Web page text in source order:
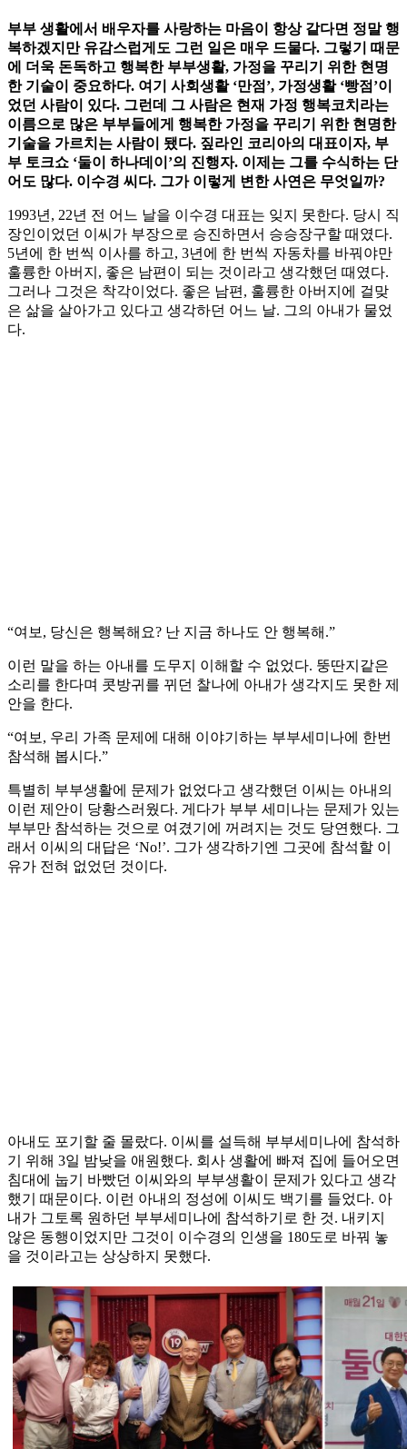
부부 생활에서 배우자를 사랑하는 마음이 항상 같다면 정말 행
복하겠지만 유감스럽게도 그런 일은 매우 드물다. 그렇기 때문
에 더욱 돈독하고 행복한 부부생활, 가정을 꾸리기 위한 현명
한 기술이 중요하다. 여기 사회생활 ‘만점’, 가정생활 ‘빵점’이
었던 사람이 있다. 그런데 그 사람은 현재 가정 행복코치라는
이름으로 많은 부부들에게 행복한 가정을 꾸리기 위한 현명한
기술을 가르치는 사람이 됐다. 짚라인 코리아의 대표이자, 부
부 토크쇼 ‘둘이 하나데이’의 진행자. 이제는 그를 수식하는 단
어도 많다. 이수경 씨다. 그가 이렇게 변한 사연은 무엇일까?
1993년, 22년 전 어느 날을 이수경 대표는 잊지 못한다. 당시 직
장인이었던 이씨가 부장으로 승진하면서 승승장구할 때였다.
5년에 한 번씩 이사를 하고, 3년에 한 번씩 자동차를 바꿔야만
훌륭한 아버지, 좋은 남편이 되는 것이라고 생각했던 때였다.
그러나 그것은 착각이었다. 좋은 남편, 훌륭한 아버지에 걸맞
은 삶을 살아가고 있다고 생각하던 어느 날. 그의 아내가 물었
다.
“여보, 당신은 행복해요? 난 지금 하나도 안 행복해.”
이런 말을 하는 아내를 도무지 이해할 수 없었다. 뚱딴지같은
소리를 한다며 콧방귀를 뀌던 찰나에 아내가 생각지도 못한 제
안을 한다.
“여보, 우리 가족 문제에 대해 이야기하는 부부세미나에 한번
참석해 봅시다.”
특별히 부부생활에 문제가 없었다고 생각했던 이씨는 아내의
이런 제안이 당황스러웠다. 게다가 부부 세미나는 문제가 있는
부부만 참석하는 것으로 여겼기에 꺼려지는 것도 당연했다. 그
래서 이씨의 대답은 ‘No!’. 그가 생각하기엔 그곳에 참석할 이
유가 전혀 없었던 것이다.
아내도 포기할 줄 몰랐다. 이씨를 설득해 부부세미나에 참석하
기 위해 3일 밤낮을 애원했다. 회사 생활에 빠져 집에 들어오면
침대에 눕기 바빴던 이씨와의 부부생활이 문제가 있다고 생각
했기 때문이다. 이런 아내의 정성에 이씨도 백기를 들었다. 아
내가 그토록 원하던 부부세미나에 참석하기로 한 것. 내키지
않은 동행이었지만 그것이 이수경의 인생을 180도로 바꿔 놓
을 것이라고는 상상하지 못했다.